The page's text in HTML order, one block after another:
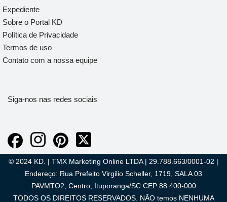
Expediente
Sobre o Portal KD
Política de Privacidade
Termos de uso
Contato com a nossa equipe
Siga-nos nas redes sociais
© 2024 KD. | TMX Marketing Online LTDA | 29.788.663/0001-02 |
Endereço: Rua Prefeito Virgilio Scheller, 1719, SALA 03
PAVMTO2, Centro, Ituporanga/SC CEP 88.400-000
TODOS OS DIREITOS RESERVADOS. NÃO temos NENHUMA